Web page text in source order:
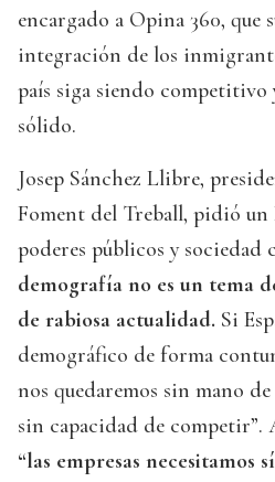
encargado a Opina 360, que
integración de los
país siga siendo competitivo
sólido.
Josep Sánchez Llibre,
Foment del Treball, pidió un
poderes públicos y sociedad
demografía no es un tema
de rabiosa actualidad. Si
demográfico de forma
nos quedaremos sin mano
sin capacidad de competir”.
“las empresas necesitamos